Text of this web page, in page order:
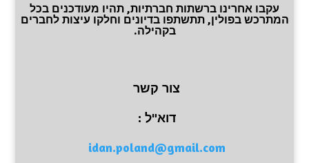
עקבו אחרינו ברשתות חברתיות, תהיו מעודכנים בכל
המתרכש בפולין, תתשתפו בדיונים וחלקו עיצות לחברים
בקהילה.
צור קשר
דוא"ל :
idan.poland@gmail.com